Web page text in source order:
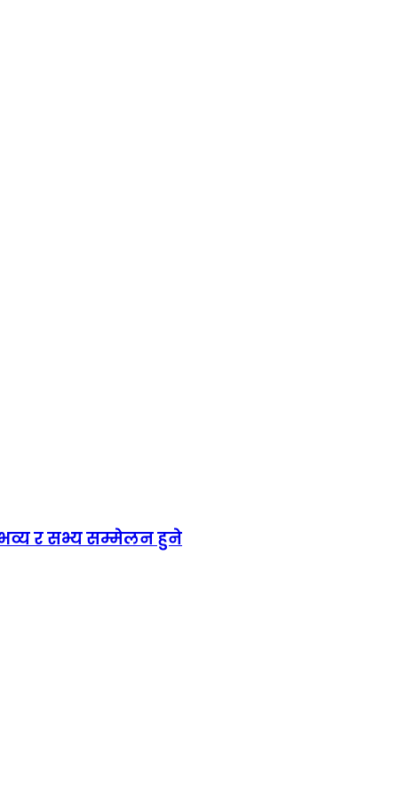
र सभ्य सम्मेलन हुने